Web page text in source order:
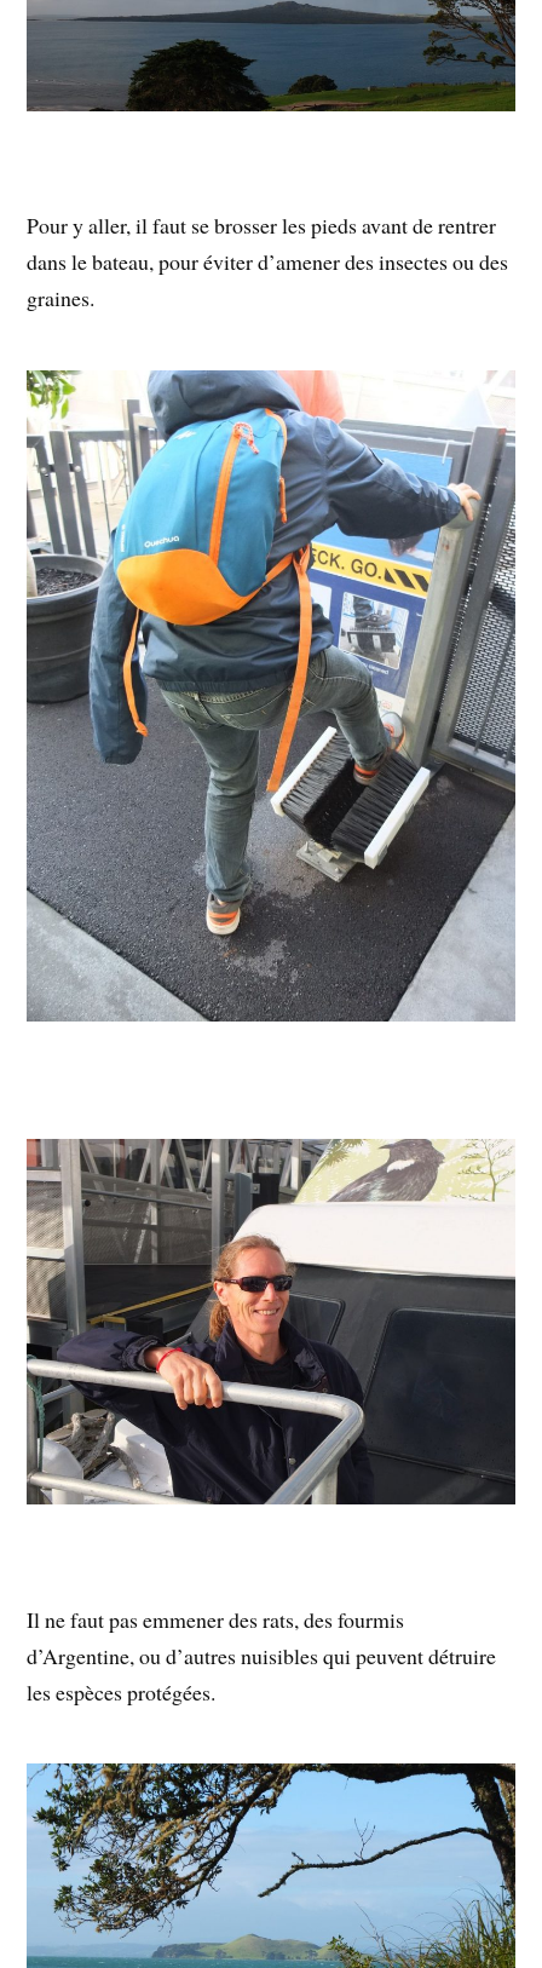
Pour y aller, il faut se brosser les pieds avant de rentrer
dans le bateau, pour éviter d’amener des insectes ou des
graines.
Il ne faut pas emmener des rats, des fourmis
d’Argentine, ou d’autres nuisibles qui peuvent détruire
les espèces protégées.